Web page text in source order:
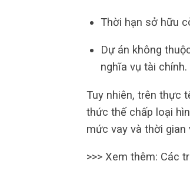
Thời hạn sở hữu
Dự án không
nghĩa vụ tài chính.
Tuy nhiên, trên thực
thức thế chấp loại
mức vay và thời
>>> Xem thêm: Các